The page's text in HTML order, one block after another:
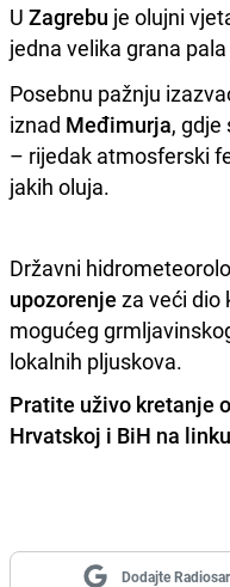
U Zagrebu je olujni
jedna velika grana
Posebnu pažnju
iznad Međimurja,
– rijedak atmosferski
jakih oluja.
Državni
upozorenje za veći dio
mogućeg
lokalnih pljuskova.
Pratite uživo kretanje
Hrvatskoj i BiH na linku
Dodajte